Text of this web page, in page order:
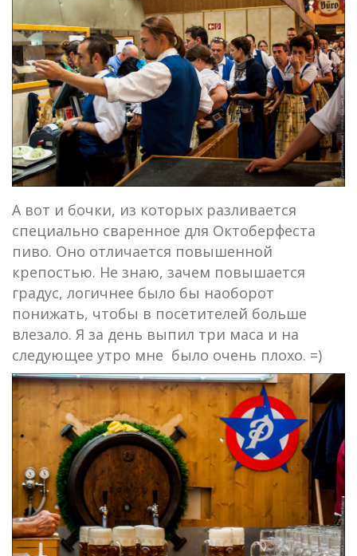
А вот и бочки, из которых разливается
специально сваренное для Октоберфеста
пиво. Оно отличается повышенной
крепостью. Не знаю, зачем повышается
градус, логичнее было бы наоборот
понижать, чтобы в посетителей больше
влезало. Я за день выпил три маса и на
следующее утро мне было очень плохо. =)